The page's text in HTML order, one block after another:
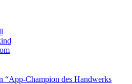
“App-Champion des Handwerks